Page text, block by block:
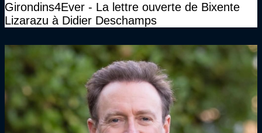
Girondins4Ever - La lettre ouverte de Bixente
Lizarazu à Didier Deschamps